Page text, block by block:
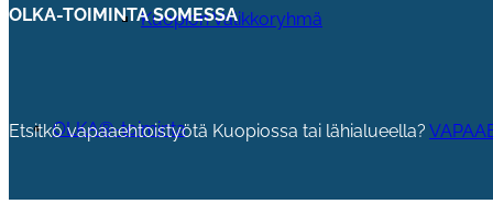
Kuopion Valikkoryhmä
OLKA®-toiminta
OLKA-TOIMINTA SOMESSA
Etsitkö vapaaehtoistyötä Kuopiossa tai lähialueella?